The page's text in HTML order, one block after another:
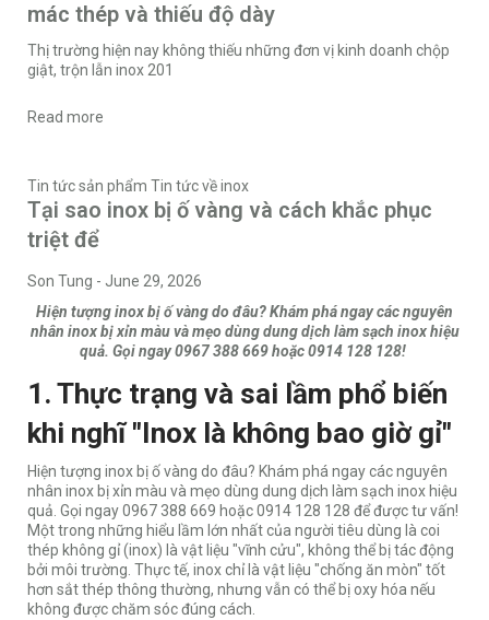
mác thép và thiếu độ dày
Thị trường hiện nay không thiếu những đơn vị kinh doanh chộp
giật, trộn lẫn inox 201
Read more
Tin tức sản phẩm Tin tức về inox
Tại sao inox bị ố vàng và cách khắc phục
triệt để
Son Tung - June 29, 2026
Hiện tượng inox bị ố vàng do đâu? Khám phá ngay các nguyên
nhân inox bị xỉn màu và mẹo dùng dung dịch làm sạch inox hiệu
quả. Gọi ngay 0967 388 669 hoặc 0914 128 128!
1. Thực trạng và sai lầm phổ biến
khi nghĩ "Inox là không bao giờ gỉ"
Hiện tượng inox bị ố vàng do đâu? Khám phá ngay các nguyên
nhân inox bị xỉn màu và mẹo dùng dung dịch làm sạch inox hiệu
quả. Gọi ngay 0967 388 669 hoặc 0914 128 128 để được tư vấn!
Một trong những hiểu lầm lớn nhất của người tiêu dùng là coi
thép không gỉ (inox) là vật liệu "vĩnh cửu", không thể bị tác động
bởi môi trường. Thực tế, inox chỉ là vật liệu "chống ăn mòn" tốt
hơn sắt thép thông thường, nhưng vẫn có thể bị oxy hóa nếu
không được chăm sóc đúng cách.